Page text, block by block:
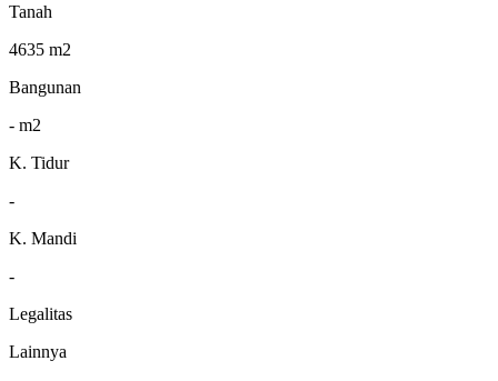
Tanah
4635 m2
Bangunan
- m2
K. Tidur
-
K. Mandi
-
Legalitas
Lainnya